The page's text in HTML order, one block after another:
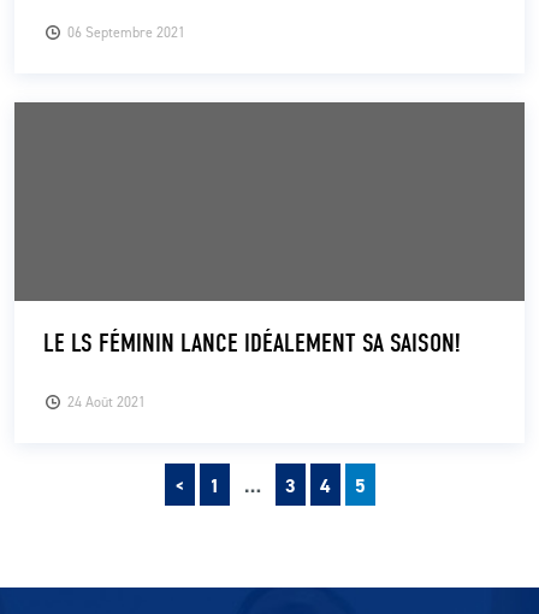
06 Septembre 2021
24 Août 2021
LE LS FÉMININ LANCE IDÉALEMENT SA SAISON!
Pagination des publications
< Précédent
1 … 3 4 5